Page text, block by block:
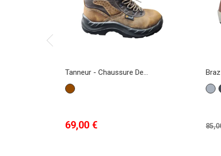
Tanneur - Chaussure De...
Marron
Prix
69,00 €
Gris